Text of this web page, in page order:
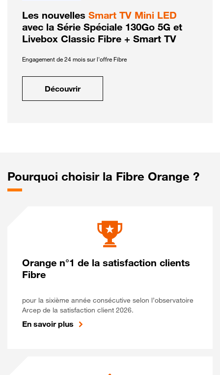
Les nouvelles Smart TV Mini LED
avec la Série Spéciale 130Go 5G et
Livebox Classic Fibre + Smart TV
Engagement de 24 mois sur l'offre Fibre
Découvrir
Pourquoi choisir la Fibre Orange ?
Orange n°1 de la satisfaction clients
Fibre
pour la sixième année consécutive selon l’observatoire
Arcep de la satisfaction client 2026.
En savoir plus